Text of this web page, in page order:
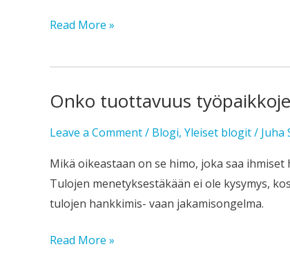
Read More »
Onko tuottavuus
Leave a Comment/ Blogi, Yleiset blogit/ Juha
Mikä oikeastaan on se himo, joka saa
Tulojen menetyksestäkään ei ole kysymys,
tulojen hankkimis- vaan jakamisongelma.
Onko
työpaikkojen
tuhoaja
vai
pelastaja?
Read More »